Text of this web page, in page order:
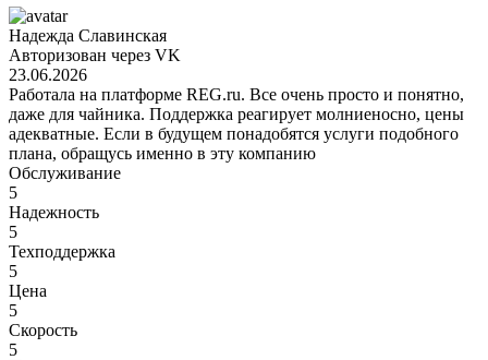
Надежда Славинская
Авторизован через VK
23.06.2026
Работала на платформе REG.ru. Все очень просто и понятно,
даже для чайника. Поддержка реагирует молниеносно, цены
адекватные. Если в будущем понадобятся услуги подобного
плана, обращусь именно в эту компанию
Обслуживание
5
Надежность
5
Техподдержка
5
Цена
5
Скорость
5